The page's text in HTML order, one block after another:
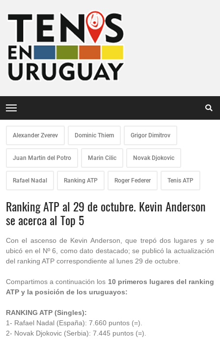
Alexander Zverev Dominic Thiem Grigor Dimitrov
Juan Martin del Potro Marin Cilic Novak Djokovic
Rafael Nadal Ranking ATP Roger Federer Tenis ATP
Ranking ATP al 29 de octubre. Kevin Anderson
se acerca al Top 5
Con el ascenso de Kevin Anderson, que trepó dos lugares y se
ubicó en el Nº 6, como dato destacado; se publicó la actualización
del ranking ATP correspondiente al lunes 29 de octubre.
Compartimos a continuación los 10 primeros lugares del ranking
ATP y la posición de los uruguayos:
RANKING ATP (Singles):
1- Rafael Nadal (España): 7.660 puntos (=).
2- Novak Djokovic (Serbia): 7.445 puntos (=).